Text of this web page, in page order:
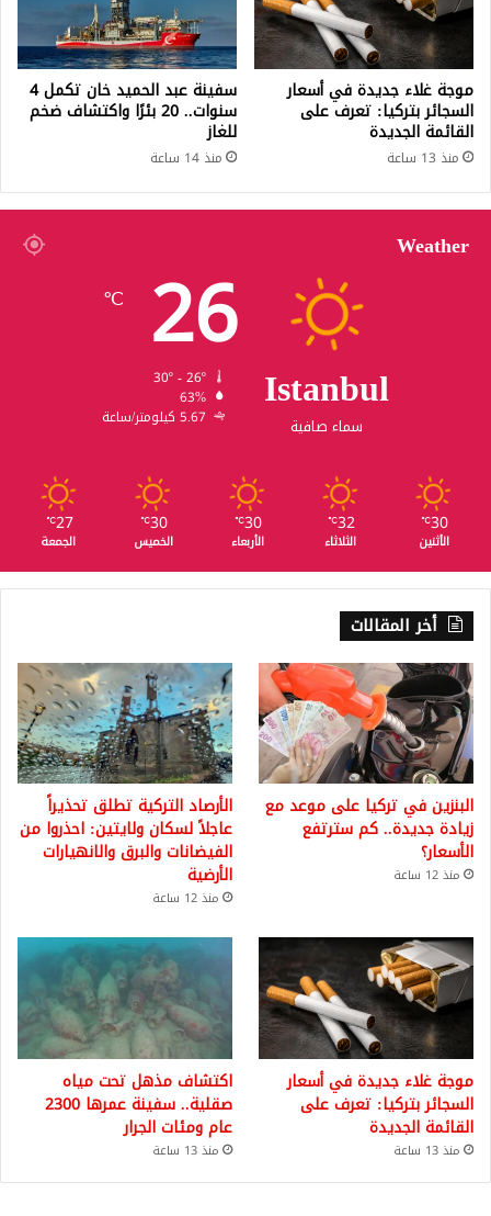
موجة غلاء جديدة في أسعار
السجائر بتركيا: تعرف على
القائمة الجديدة
منذ 13 ساعة
سفينة عبد الحميد خان تكمل 4
سنوات.. 20 بئرًا واكتشاف ضخم
للغاز
منذ 14 ساعة
Weather
Istanbul
سماء صافية
26
℃
63%
5.67 كيلومتر/ساعة
30
℃
الأثنين
32
℃
الثلاثاء
30
℃
الأربعاء
30
℃
الخميس
27
℃
الجمعة
أخر المقالات
البنزين في تركيا على موعد مع
زيادة جديدة.. كم سترتفع
الأسعار؟
منذ 12 ساعة
الأرصاد التركية تطلق تحذيراً
عاجلاً لسكان ولايتين: احذروا من
الفيضانات والبرق والانهيارات
الأرضية
منذ 12 ساعة
موجة غلاء جديدة في أسعار
السجائر بتركيا: تعرف على
القائمة الجديدة
منذ 13 ساعة
اكتشاف مذهل تحت مياه
صقلية.. سفينة عمرها 2300
عام ومئات الجرار
منذ 13 ساعة